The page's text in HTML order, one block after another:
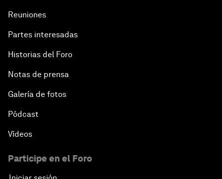
The New Climate Context
Dot.com Again?
Innovation
An Insight, An Idea with Kaushik Basu
Reuniones
Partes interesadas
Historias del Foro
Notas de prensa
Galería de fotos
Pódcast
Vídeos
Participe en el Foro